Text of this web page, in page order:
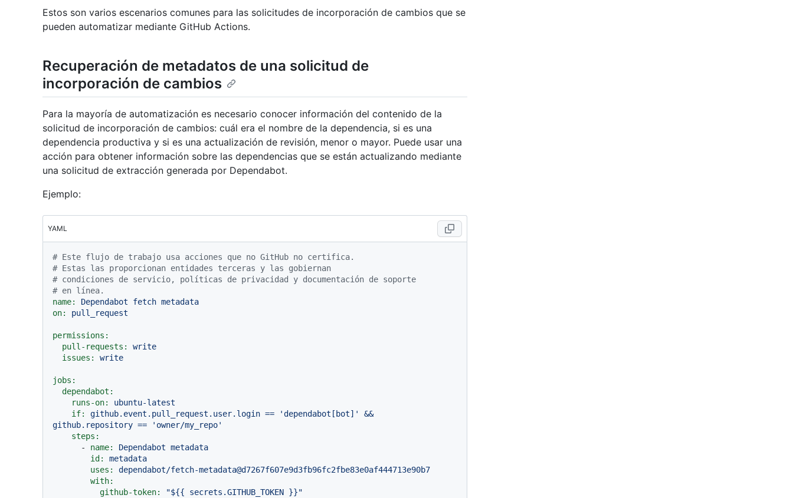
Estos son varios escenarios comunes para las solicitudes de incorporación de cambios que se
pueden automatizar mediante GitHub Actions.
Recuperación de metadatos de una solicitud de
incorporación de cambios
Para la mayoría de automatización es necesario conocer información del contenido de la
solicitud de incorporación de cambios: cuál era el nombre de la dependencia, si es una
dependencia productiva y si es una actualización de revisión, menor o mayor. Puede usar una
acción para obtener información sobre las dependencias que se están actualizando mediante
una solicitud de extracción generada por Dependabot.
Ejemplo:
YAML
# Este flujo de trabajo usa acciones que no GitHub no certifica.
# Estas las proporcionan entidades terceras y las gobiernan
# condiciones de servicio, políticas de privacidad y documentación de soporte
# en línea.
name:
Dependabot fetch metadata
on:
pull_request
permissions:
pull-requests:
write
issues:
write
jobs:
dependabot:
runs-on:
ubuntu-latest
if:
github.event.pull_request.user.login == 'dependabot[bot]'
&&
github.repository ==
'owner/my_repo'
steps:
-
name: Dependabot metadata
id:
metadata
uses:
dependabot/fetch-metadata@d7267f607e9d3fb96fc2fbe83e0af444713e90b7
with:
github-token:
"${{ secrets.GITHUB_TOKEN }}"